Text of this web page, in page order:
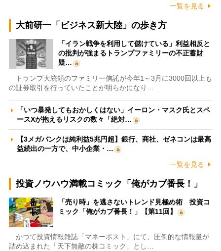
一覧を見る
大前研一「ビジネス新大陸」の歩き方
「イラン戦争を利用して儲けている」利益相反と
の批判が強まるトランプファミリーの不正蓄財
疑…
トランプ大統領のファミリー信託が今年1～3月に3000回以上も
の証券取引を行っていたことが明らかになり…
「いつ暴発してもおかしくはない」イーロン・マスク氏とスペ
ースXが抱えるリスクの数々「絶対…
【3メガバンクは純利益5兆円超】銀行、商社、ゼネコンは最高
益続出の一方で、中小企業・…
一覧を見る
投資ノウハウ満載コミック「俺がカブ番長！」
「売り時」を逃さないトレンド見極め術 投資コ
ミック「俺がカブ番長！」【第11回】
かつて投資情報雑誌「マネーポスト」にて、圧倒的な情報量が
詰め込まれた「天下無敵の株コミック」とし…